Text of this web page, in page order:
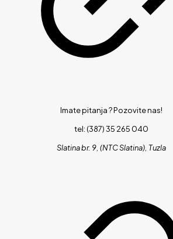
Imate pitanja ?Pozovite nas!
tel: (387) 35 265 040
Slatina br. 9, (NTC Slatina), Tuzla